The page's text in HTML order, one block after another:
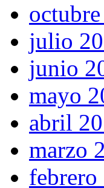
julio
junio
mayo
abril
marzo
febrero